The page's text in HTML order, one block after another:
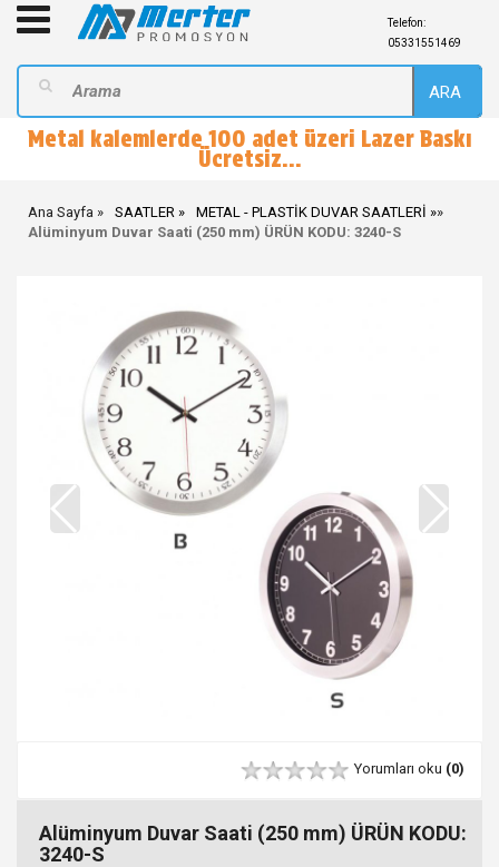
Telefon:
05331551469
ARA
Metal kalemlerde 100 adet üzeri Lazer Baskı
Ücretsiz...
Ana Sayfa SAATLER »
METAL - PLASTİK DUVAR SAATLERİ
Alüminyum Duvar Saati (250 mm) ÜRÜN KODU: 3240-S
Yorumları oku (0)
Alüminyum Duvar Saati (250 mm) ÜRÜN KODU:
3240-S